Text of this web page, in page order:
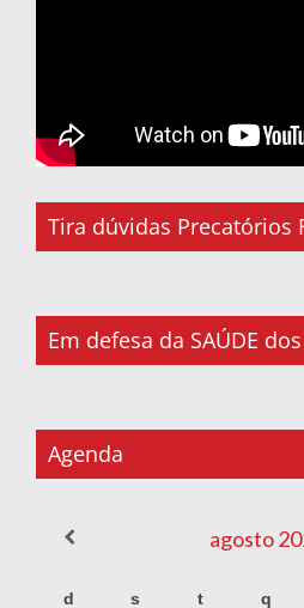
Tira dúvidas Precatórios
Em defesa da SAÚDE
Agenda
agosto
d s t q